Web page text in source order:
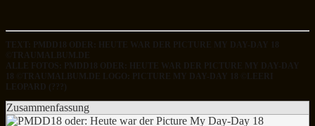
TEXT: PMDD18 ODER: HEUTE WAR DER PICTURE MY DAY-DAY 18
©TRAUMALBUM.DE
ALLE FOTOS: PMDD18 ODER: HEUTE WAR DER PICTURE MY DAY-DAY
18 ©TRAUMALBUM.DE LOGO: PICTURE MY DAY-DAY 18 ©LEERI
LEOPARD (???)
Zusammenfassung